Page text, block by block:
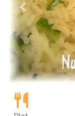
Précédent